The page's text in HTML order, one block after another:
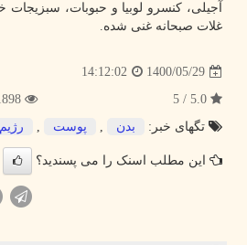
آجیلی، کنسرو لوبیا و حبوبات،
غلات صبحانه غنی شده.
1400/05/29
14:12:02
تگهای خبر:
بدن , پوست ,
این مطلب اسنک را می پسندید؟